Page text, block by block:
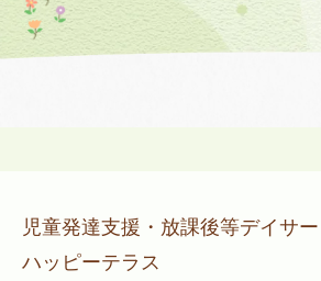
支援事例
ご利用について
児童発達支援・放課後等デイサ
ハッピーテラス